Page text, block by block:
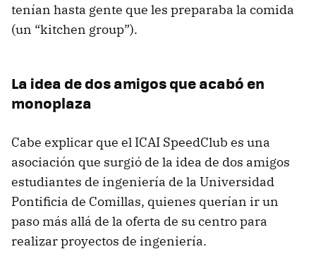
tenían hasta gente que les preparaba la comida
(un “kitchen group”).
La idea de dos amigos que acabó en
monoplaza
Cabe explicar que el ICAI SpeedClub es una
asociación que surgió de la idea de dos amigos
estudiantes de ingeniería de la Universidad
Pontificia de Comillas, quienes querían ir un
paso más allá de la oferta de su centro para
realizar proyectos de ingeniería.